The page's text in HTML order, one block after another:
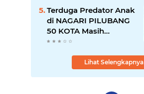
Dharma Wanita
sebagai Pilar
Pengabdian
Terduga Predator Anak
di NAGARI PILUBANG
50 KOTA Masih
Berkeliaran
Lihat Selengkapnya